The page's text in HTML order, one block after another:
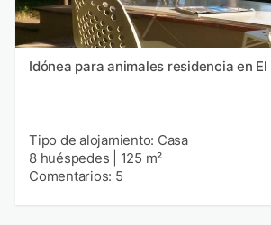
Idónea para animales residencia en El
Tipo de alojamiento: Casa
8 huéspedes
125 m²
Comentarios: 5